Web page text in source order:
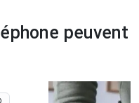
peuvent